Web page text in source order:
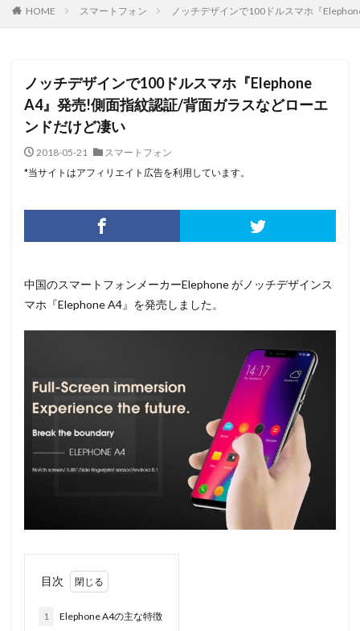
HOME スマートフォン ノッチデザインで100ドルスマホ『
ノッチデザインで100ドルスマホ『Elephone
A4』発売!側面指紋認証/背面ガラスなどローエ
ンドだけど凄い
2018-05-21
スマートフォン
*当サイトはアフィリエイト広告を利用しています。
中国のスマートフォンメーカーElephone がノッチデザインス
マホ『Elephone A4』を発売しました。
目次
1 Elephone A4の主な特徴